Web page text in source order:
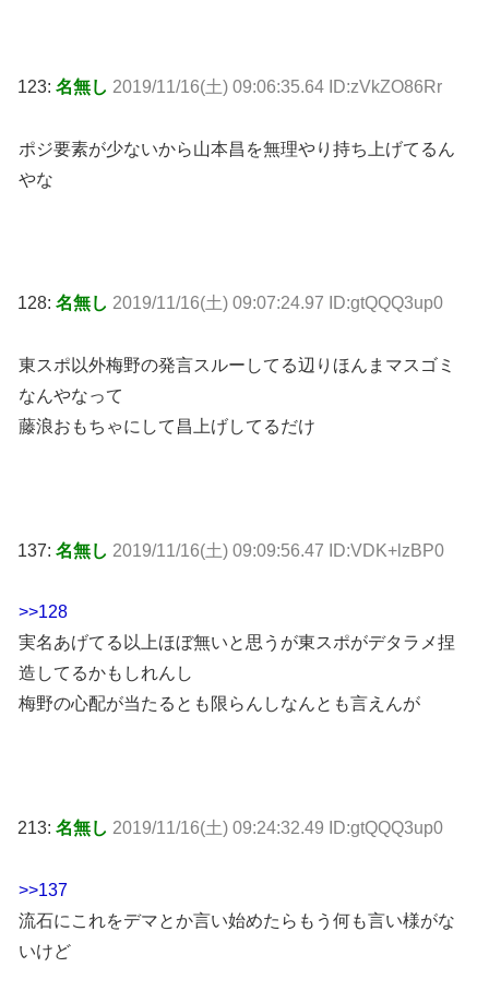
123: 名無し 2019/11/16(土) 09:06:35.64 ID:zVkZO86Rr
ポジ要素が少ないから山本昌を無理やり持ち上げてるん
やな
128: 名無し 2019/11/16(土) 09:07:24.97 ID:gtQQQ3up0
東スポ以外梅野の発言スルーしてる辺りほんまマスゴミ
なんやなって
藤浪おもちゃにして昌上げしてるだけ
137: 名無し 2019/11/16(土) 09:09:56.47 ID:VDK+lzBP0
>>128
実名あげてる以上ほぼ無いと思うが東スポがデタラメ捏
造してるかもしれんし
梅野の心配が当たるとも限らんしなんとも言えんが
213: 名無し 2019/11/16(土) 09:24:32.49 ID:gtQQQ3up0
>>137
流石にこれをデマとか言い始めたらもう何も言い様がな
いけど